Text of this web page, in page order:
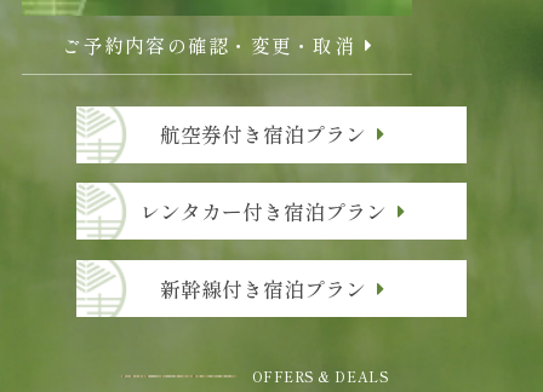
ご予約内容の確認・変更・取消
航空券付き宿泊プラン
レンタカー付き宿泊プラン
新幹線付き宿泊プラン
OFFERS & DEALS